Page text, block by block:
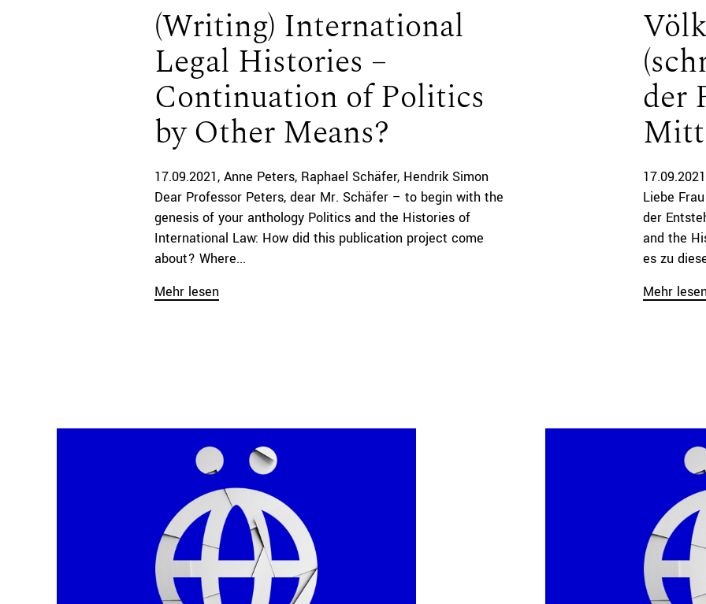
(Writing) International
Legal Histories –
Continuation of Politics
by Other Means?
17.09.2021 Anne Peters Raphael Schäfer Hendrik Simon
Dear Professor Peters, dear Mr. Schäfer – to begin with the
genesis of your anthology Politics and the Histories of
International Law: How did this publication project come
about? Where...
Mehr lesen
der
17.09.2021
Liebe
der
and the
es zu
Mehr